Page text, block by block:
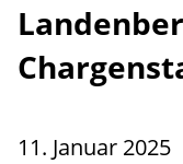
11. Januar 2025